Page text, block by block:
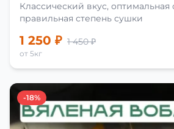
Классический вкус, оптимальная
правильная степень сушки
1 250 ₽ 1 450 ₽
от 5кг
-18%